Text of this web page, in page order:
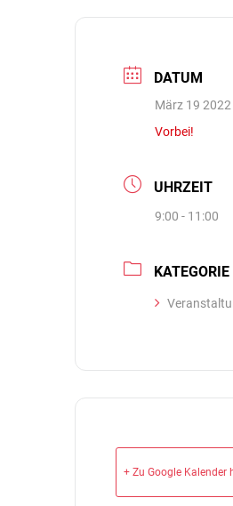
DATUM
März 19 2022
Vorbei!
UHRZEIT
9:00 - 11:00
KATEGORIE
+ Zu Google Kalender